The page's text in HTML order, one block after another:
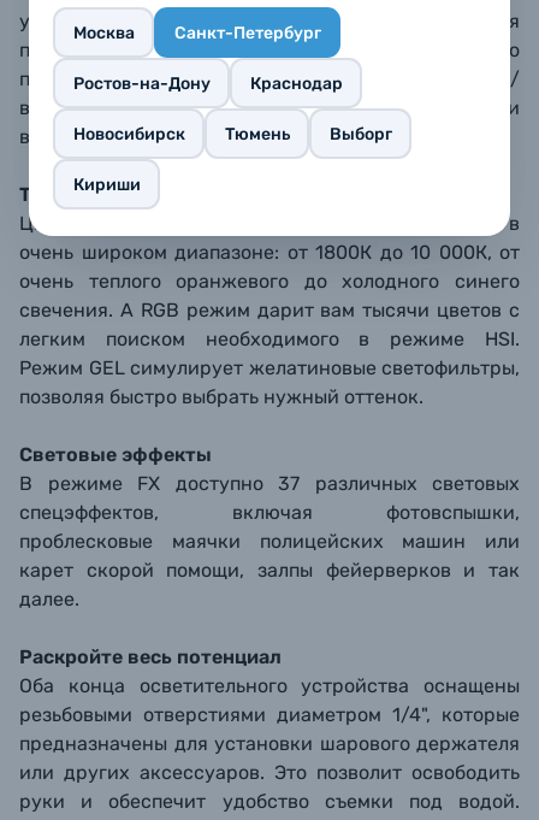
Москва Санкт-Петербург
Ростов-на-Дону Краснодар
Новосибирск Тюмень Выборг
Кириши
условиях при недостатке света флуоресцентная
подсветка кнопок делает их хорошо заметными, что
позволяет легко управлять осветителем: включать/
выключать, изменять режимы, менять цвета и
выполнять другие действия.
Тысячи ярких красок
Цветовая температура осветителя изменяется в
очень широком диапазоне: от 1800К до 10 000К, от
очень теплого оранжевого до холодного синего
свечения. А RGB режим дарит вам тысячи цветов с
легким поиском необходимого в режиме HSI.
Режим GEL симулирует желатиновые светофильтры,
позволяя быстро выбрать нужный оттенок.
Световые эффекты
В режиме FX доступно 37 различных световых
спецэффектов, включая фотовспышки,
проблесковые маячки полицейских машин или
карет скорой помощи, залпы фейерверков и так
далее.
Раскройте весь потенциал
Оба конца осветительного устройства оснащены
резьбовыми отверстиями диаметром 1/4", которые
предназначены для установки шарового держателя
или других аксессуаров. Это позволит освободить
руки и обеспечит удобство съемки под водой.